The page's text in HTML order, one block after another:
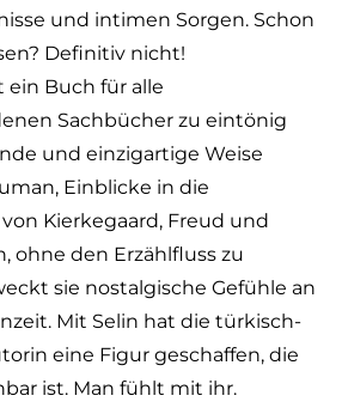
und intimen Sorgen. Schon
Definitiv nicht!
ein Buch für alle
Sachbücher zu eintönig
und einzigartige Weise
Einblicke in die
Kierkegaard, Freud und
ohne den Erzählfluss zu
sie nostalgische Gefühle an
Mit Selin hat die türkisch-
eine Figur geschaffen, die
ist. Man fühlt mit ihr.